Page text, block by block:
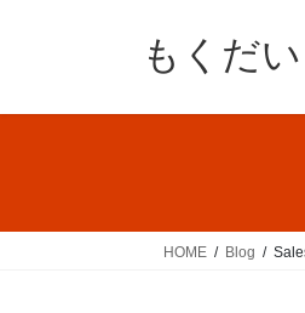
もくだ
HOME Blog